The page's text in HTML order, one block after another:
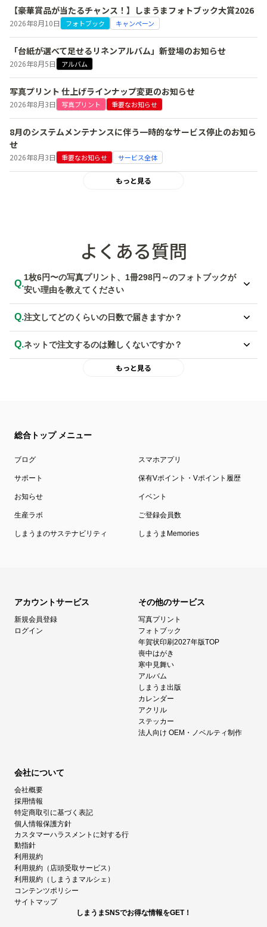
【豪華賞品が当たるチャンス！】しまうまフォトブック大賞2026
2026年8月10日 フォトブック キャンペーン
「台紙が選べて足せるリネンアルバム」新登場のお知らせ
2026年8月5日 アルバム
写真プリント 仕上げラインナップ変更のお知らせ
2026年8月3日 写真プリント 重要なお知らせ
8月のシステムメンテナンスに伴う一時的なサービス停止のお知ら
せ
2026年8月3日 重要なお知らせ サービス全体
もっと見る
よくある質問
Q.
1枚6円〜の写真プリント、1冊298円～のフォトブックが
安い理由を教えてください
A.
ています。
しまうま独自のオペレーションシステムを活用した自社工場を設置して
おり、無駄を省き先鋭された生産体制を構築しています。
い品質管理を徹底しているので安心してご利用いただけます。
Q.注文してどのくらいの日数で届きますか？
A.
ます。宅配便（ゆうパック）の場合は、発送日から2日程度でお届けと
なります。
【写真プリント 配送・納期】、
Q.ネットで注文するのは難しくないですか？
パソコンとアプリともに、初めての方でも簡単でわかりやすい操作性に
もっと見る
総合トップ メニュー
ブログ スマホアプリ
サポート 保有Vポイント・Vポイント履歴
お知らせ イベント
生産ラボ ご登録会員数
しまうまのサステナビリティ しまうまMemories
アカウントサービス
新規会員登録
ログイン
その他のサービス
写真プリント
フォトブック
年賀状印刷2027年版TOP
喪中はがき
寒中見舞い
アルバム
しまうま出版
カレンダー
アクリル
ステッカー
法人向け OEM・ノベルティ制作
会社について
会社概要
採用情報
特定商取引に基づく表記
個人情報保護方針
カスタマーハラスメントに対する行
動指針
利用規約
利用規約（店頭受取サービス）
利用規約（しまうまマルシェ）
コンテンツポリシー
サイトマップ
しまうまSNSでお得な情報をGET！